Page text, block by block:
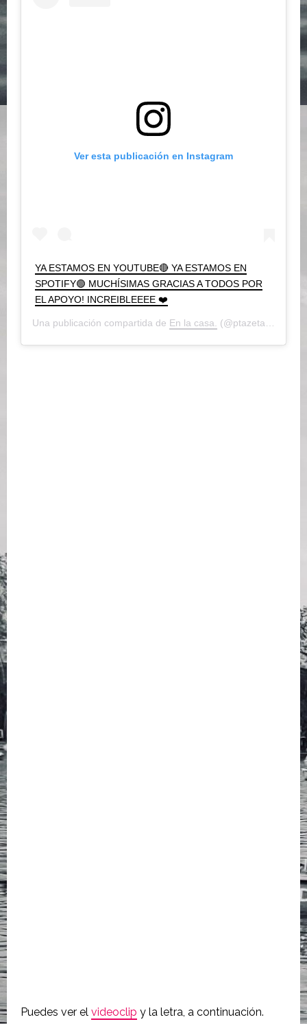
Ver esta publicación en Instagram
YA ESTAMOS EN YOUTUBE🔴 YA ESTAMOS EN
SPOTIFY🟢 MUCHÍSIMAS GRACIAS A TODOS POR
EL APOYO! INCREIBLEEEE ❤️
Una publicación compartida de En la casa. (@ptazeta_) el
Puedes ver el videoclip y la letra, a continuación.